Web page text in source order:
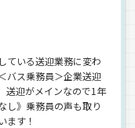
ている送迎業務に変わ
バス乗務員＞企業送迎
送迎がメインなので1年
し》乗務員の声も取り
ます！